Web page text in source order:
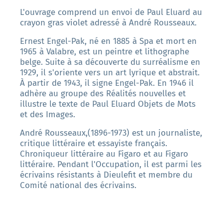
L'ouvrage comprend un envoi de Paul Eluard au
crayon gras violet adressé à André Rousseaux.
Ernest Engel-Pak, né en 1885 à Spa et mort en
1965 à Valabre, est un peintre et lithographe
belge. Suite à sa découverte du surréalisme en
1929, il s'oriente vers un art lyrique et abstrait.
À partir de 1943, il signe Engel-Pak. En 1946 il
adhère au groupe des Réalités nouvelles et
illustre le texte de Paul Eluard Objets de Mots
et des Images.
André Rousseaux,(1896-1973) est un journaliste,
critique littéraire et essayiste français.
Chroniqueur littéraire au Figaro et au Figaro
littéraire. Pendant l'Occupation, il est parmi les
écrivains résistants à Dieulefit et membre du
Comité national des écrivains.